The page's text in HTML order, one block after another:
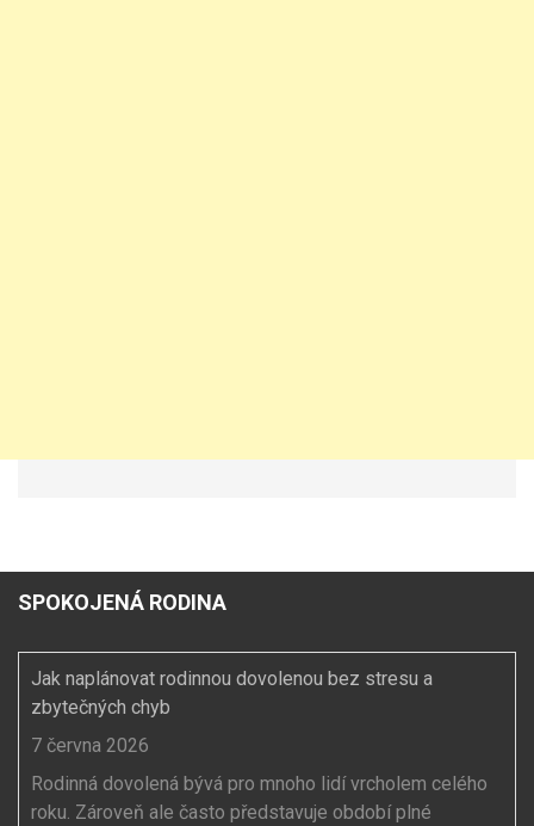
SPOKOJENÁ RODINA
Jak naplánovat rodinnou dovolenou bez stresu a
zbytečných chyb
7 června 2026
Rodinná dovolená bývá pro mnoho lidí vrcholem celého
roku. Zároveň ale často představuje období plné